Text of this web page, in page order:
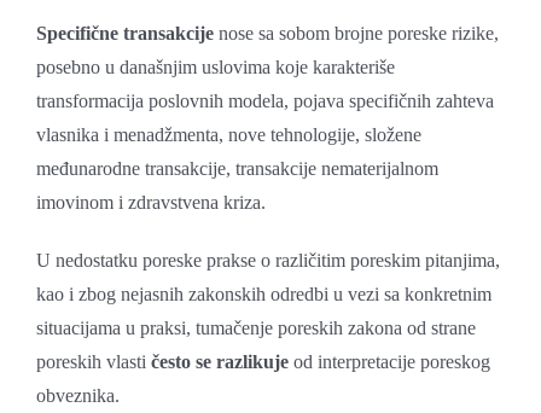
Specifične transakcije nose sa sobom brojne poreske rizike,
posebno u današnjim uslovima koje karakteriše
transformacija poslovnih modela, pojava specifičnih zahteva
vlasnika i menadžmenta, nove tehnologije, složene
međunarodne transakcije, transakcije nematerijalnom
imovinom i zdravstvena kriza.
U nedostatku poreske prakse o različitim poreskim pitanjima,
kao i zbog nejasnih zakonskih odredbi u vezi sa konkretnim
situacijama u praksi, tumačenje poreskih zakona od strane
poreskih vlasti često se razlikuje od interpretacije poreskog
obveznika.